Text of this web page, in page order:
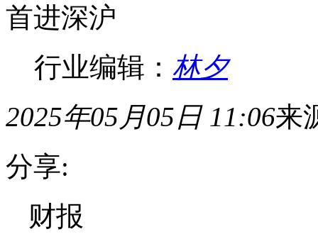
首进深沪
行业编辑： 林夕
2025年05月05日 11:06来
分享:
财报